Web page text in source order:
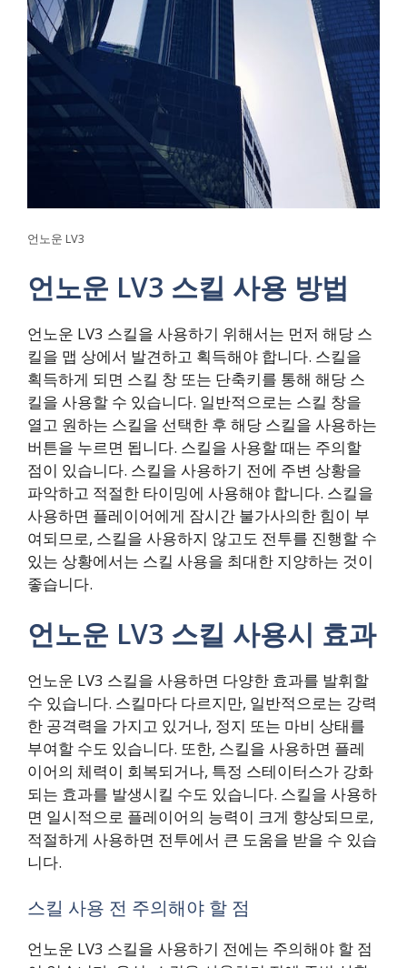
언노운 LV3
언노운 LV3 스킬 사용 방법
언노운 LV3 스킬을 사용하기 위해서는 먼저 해당 스
킬을 맵 상에서 발견하고 획득해야 합니다. 스킬을
획득하게 되면 스킬 창 또는 단축키를 통해 해당 스
킬을 사용할 수 있습니다. 일반적으로는 스킬 창을
열고 원하는 스킬을 선택한 후 해당 스킬을 사용하는
버튼을 누르면 됩니다. 스킬을 사용할 때는 주의할
점이 있습니다. 스킬을 사용하기 전에 주변 상황을
파악하고 적절한 타이밍에 사용해야 합니다. 스킬을
사용하면 플레이어에게 잠시간 불가사의한 힘이 부
여되므로, 스킬을 사용하지 않고도 전투를 진행할 수
있는 상황에서는 스킬 사용을 최대한 지양하는 것이
좋습니다.
언노운 LV3 스킬 사용시 효과
언노운 LV3 스킬을 사용하면 다양한 효과를 발휘할
수 있습니다. 스킬마다 다르지만, 일반적으로는 강력
한 공격력을 가지고 있거나, 정지 또는 마비 상태를
부여할 수도 있습니다. 또한, 스킬을 사용하면 플레
이어의 체력이 회복되거나, 특정 스테이터스가 강화
되는 효과를 발생시킬 수도 있습니다. 스킬을 사용하
면 일시적으로 플레이어의 능력이 크게 향상되므로,
적절하게 사용하면 전투에서 큰 도움을 받을 수 있습
니다.
스킬 사용 전 주의해야 할 점
언노운 LV3 스킬을 사용하기 전에는 주의해야 할 점